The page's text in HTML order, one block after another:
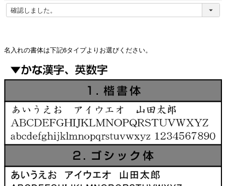
(
必
名入れの書体は下記6タイプよりお選びください。